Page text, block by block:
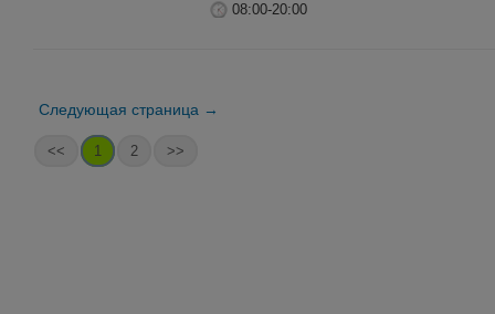
08:00-20:00
Следующая страница →
<< 1 2 >>